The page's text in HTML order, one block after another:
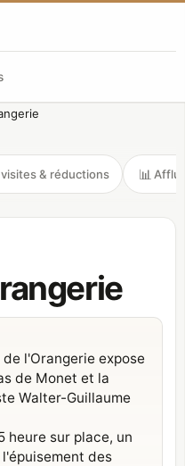
& réductions 📊
l'Orangerie expose
de Monet et la
Walter-Guillaume
heure sur place, un
des